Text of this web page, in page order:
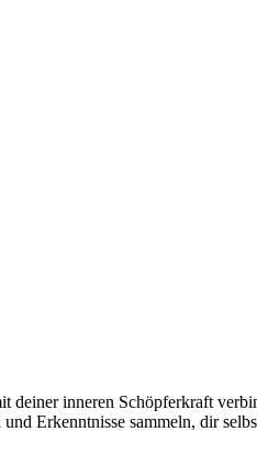
inneren Schöpferkraft
Erkenntnisse sammeln, dir